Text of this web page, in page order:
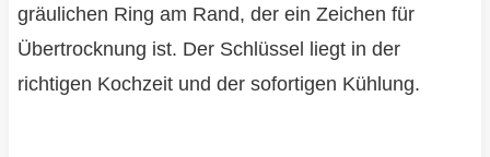
gräulichen Ring am Rand, der ein Zeichen für
Übertrocknung ist. Der Schlüssel liegt in der
richtigen Kochzeit und der sofortigen Kühlung.